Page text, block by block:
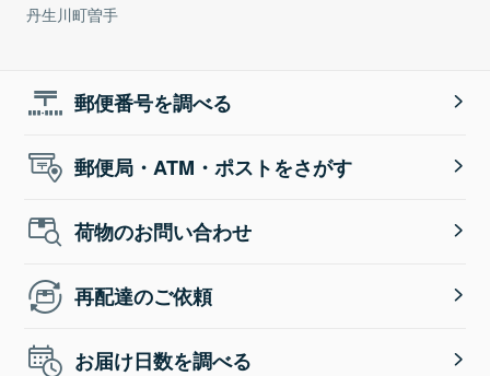
丹生川町曽手
郵便番号を調べる
郵便局・ATM・ポストをさがす
荷物のお問い合わせ
再配達のご依頼
お届け日数を調べる